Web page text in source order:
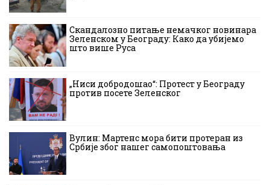
Скандалозно питање немачког новинара
Зеленском у Београду: Како да убијемо
што више Руса
„Ниси добродошао“: Протест у Београду
против посете Зеленског
Вулин: Мартенс мора бити протеран из
Србије због нашег самопоштовања